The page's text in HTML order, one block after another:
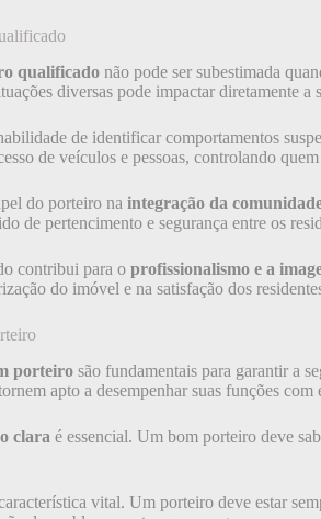
qualificado não pode ser subestimada
diversas pode impactar diretamente a
de identificar comportamentos
de veículos e pessoas, controlando
do porteiro na integração da
de pertencimento e segurança entre os
contribui para o profissionalismo e a
do imóvel e na satisfação dos
porteiro são fundamentais para garantir a
apto a desempenhar suas funções com
clara é essencial. Um bom porteiro deve
vital. Um porteiro deve estar